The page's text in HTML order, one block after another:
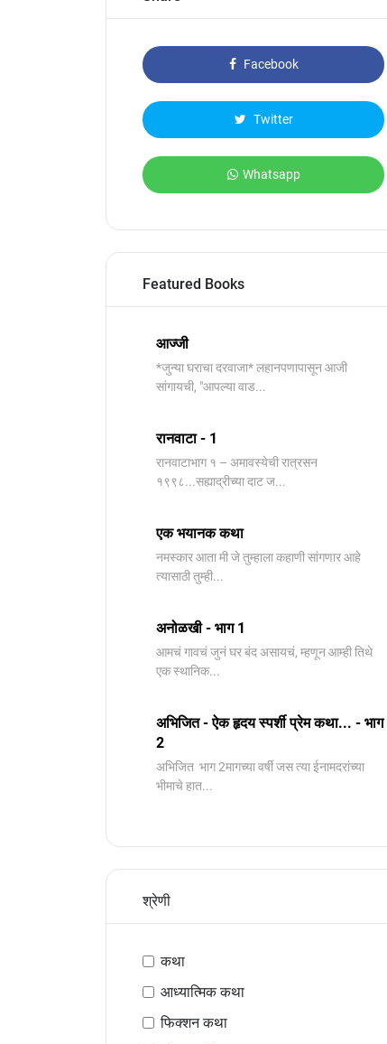
Facebook
Twitter
Whatsapp
Featured Books
आज्जी
*जुन्या घराचा दरवाजा* लहानपणापासून आजी
सांगायची, "आपल्या वाड...
रानवाटा - 1
रानवाटाभाग १ – अमावस्येची रात्रसन
१९९८...सह्याद्रीच्या दाट ज...
एक भयानक कथा
नमस्कार आता मी जे तुम्हाला कहाणी सांगणार आहे
त्यासाठी तुम्ही...
अनोळखी - भाग 1
आमचं गावचं जुनं घर बंद असायचं, म्हणून आम्ही तिथे
एक स्थानिक...
अभिजित - ऐक हृदय स्पर्शी प्रेम कथा... - भाग
2
️अभिजित ️ भाग 2मागच्या वर्षी जस त्या ईनामदरांच्या
भीमाचे हात...
श्रेणी
कथा
आध्यात्मिक कथा
फिक्शन कथा